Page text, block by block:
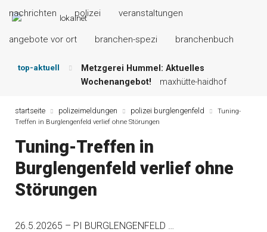
nachrichten polizei veranstaltungen
angebote vor ort branchen-spezi branchenbuch
top-aktuell
Metzgerei Hummel: Aktuelles
Wochenangebot!
maxhütte-haidhof
Grillspezialitäten u.v.m.! kallmünz
Meindl Metzgerei: Wochen-Speisekarte
Der „deutsche Michel“ muss nun
zahlen! kommentare & serien &
leserbriefe
Maxhütter Fischladen: Unser aktuelles
startseite polizeimeldungen polizei burglengenfeld
Tuning-
Treffen in Burglengenfeld verlief ohne Störungen
Tuning-Treffen in
Burglengenfeld verlief ohne
Störungen
26.5.20265 – PI BURGLENGENFELD …